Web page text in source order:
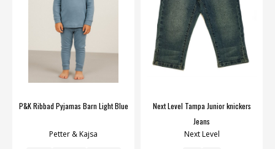
P&K Ribbad Pyjamas Barn Light Blue
Petter & Kajsa
Next Level Tampa Junior knickers
Jeans
Next Level